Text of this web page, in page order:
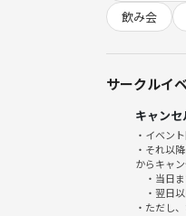
和食、イタ
理もしっか
【時間】
途中参加、
【会場】
ASOBIBA
東京都杉並
飲み会
サークルイ
キャン
・イベン
・それ以
からキャ
・当日
・翌日
・ただし